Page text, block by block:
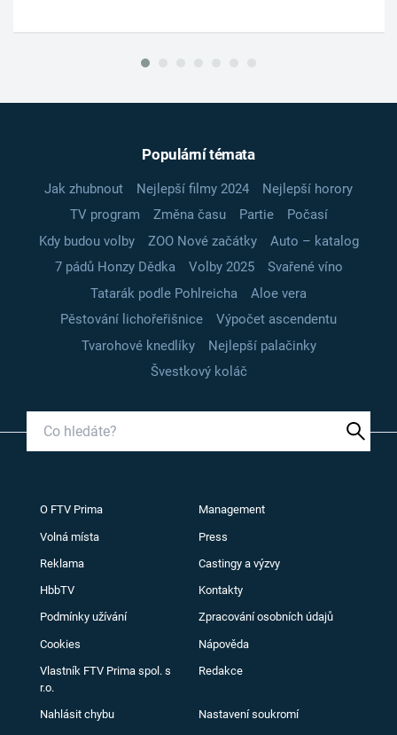
Populární témata
Jak zhubnout Nejlepší filmy 2024
Nejlepší horory
TV program
Změna času Partie
Počasí
Kdy budou volby
ZOO Nové začátky
Auto – katalog
7 pádů Honzy Dědka
Volby 2025
Svařené víno
Tatarák podle Pohlreicha
Aloe vera
Pěstování lichořeřišnice
Výpočet ascendentu
Tvarohové knedlíky
Nejlepší palačinky
Švestkový koláč
O FTV Prima Management
Volná místa Press
Reklama Castingy a výzvy
HbbTV Kontakty
Podmínky užívání Zpracování osobních údajů
Cookies Nápověda
Vlastník FTV Prima spol. s
r.o.
Redakce
Nahlásit chybu Nastavení soukromí